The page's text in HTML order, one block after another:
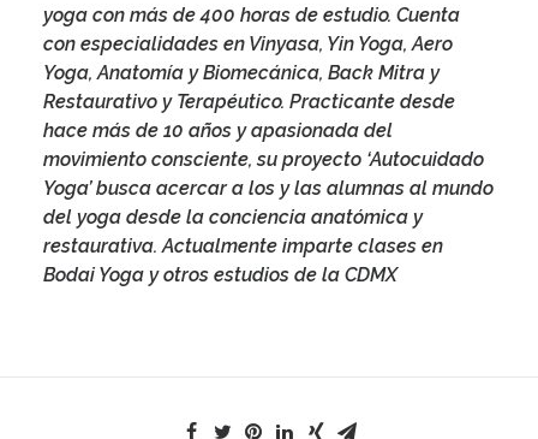
yoga con más de 400 horas de estudio. Cuenta
con especialidades en Vinyasa, Yin Yoga, Aero
Yoga, Anatomía y Biomecánica, Back Mitra y
Restaurativo y Terapéutico. Practicante desde
hace más de 10 años y apasionada del
movimiento consciente, su proyecto ‘Autocuidado
Yoga’ busca acercar a los y las alumnas al mundo
del yoga desde la conciencia anatómica y
restaurativa. Actualmente imparte clases en
Bodai Yoga y otros estudios de la CDMX